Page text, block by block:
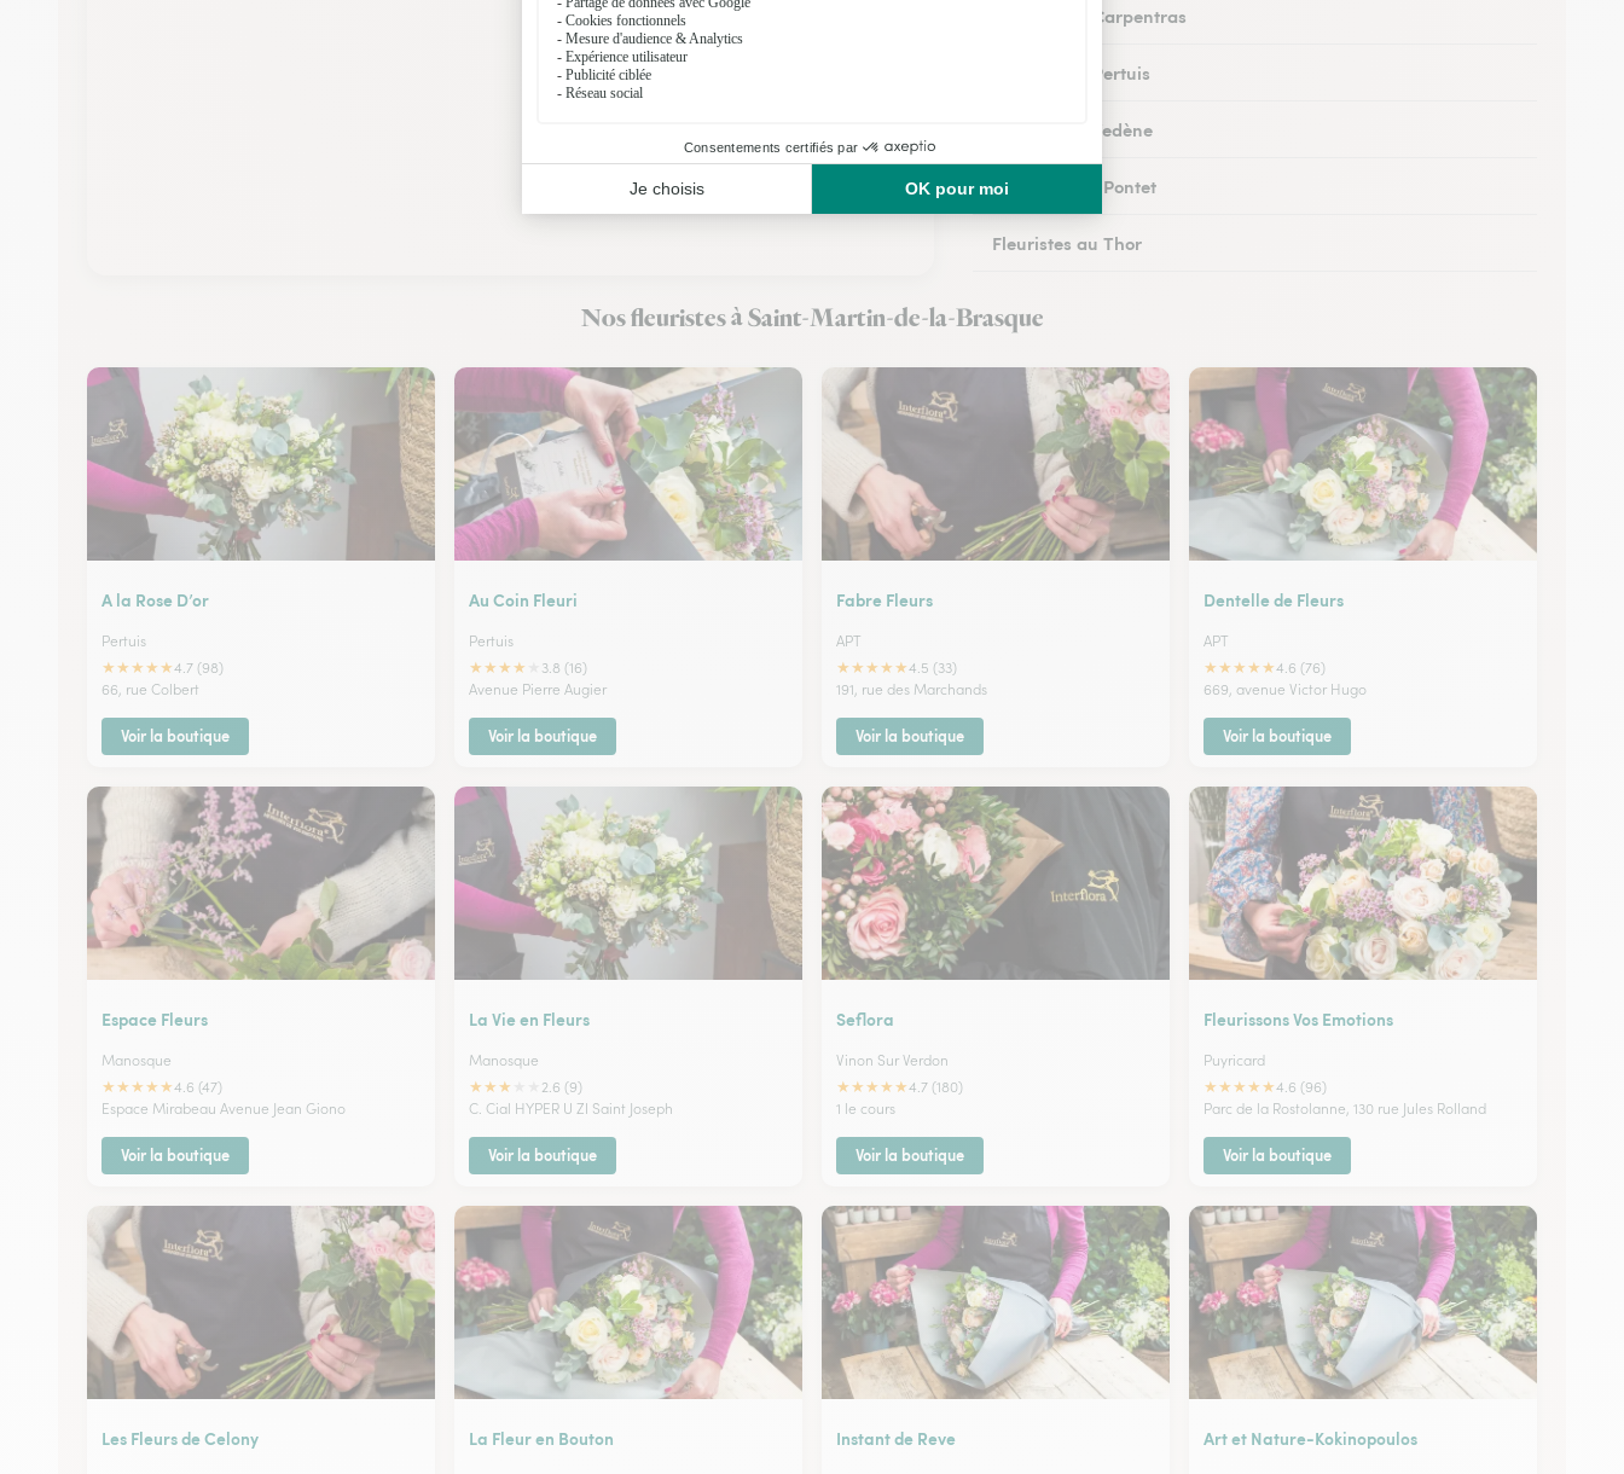
Fleuristes à Carpentras
Fleuristes à Pertuis
Fleuristes à Vedène
Fleuristes au Pontet
Fleuristes au Thor
Nos fleuristes à Saint-Martin-de-la-Brasque
A la Rose D’or
Pertuis
★★★★★4.7 (98)
66, rue Colbert
Voir la boutique
Au Coin Fleuri
Pertuis
★★★★
3.8 (16)
Avenue Pierre Augier
Voir la boutique
Fabre Fleurs
APT
★★★★★4.5 (33)
191, rue des Marchands
Voir la boutique
Dentelle de Fleurs
APT
★★★★★4.6 (76)
669, avenue Victor Hugo
Voir la boutique
Espace Fleurs
Manosque
★★★★★4.6 (47)
Espace Mirabeau Avenue Jean Giono
Voir la boutique
La Vie en Fleurs
Manosque
★★★
2.6 (9)
C. Cial HYPER U ZI Saint Joseph
Voir la boutique
Seflora
Vinon Sur Verdon
★★★★★4.7 (180)
1 le cours
Voir la boutique
Fleurissons Vos Emotions
Puyricard
★★★★★4.6 (96)
Parc de la Rostolanne, 130 rue Jules Rolland
Voir la boutique
Les Fleurs de Celony La Fleur en Bouton Instant de Reve Art et Nature-Kokinopoulos